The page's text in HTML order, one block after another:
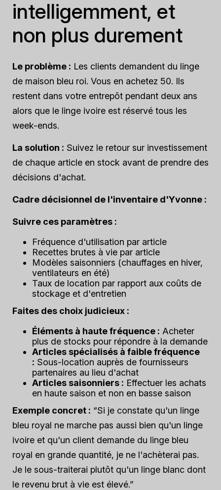
intelligemment, et
non plus durement
Le problème : Les clients demandent du linge
de maison bleu roi. Vous en achetez 50. Ils
restent dans votre entrepôt pendant deux ans
alors que le linge ivoire est réservé tous les
week-ends.
La solution : Suivez le retour sur investissement
de chaque article en stock avant de prendre des
décisions d'achat.
Cadre décisionnel de l'inventaire d'Yvonne :
Suivre ces paramètres :
Fréquence d'utilisation par article
Recettes brutes à vie par article
Modèles saisonniers (chauffages en hiver,
ventilateurs en été)
Taux de location par rapport aux coûts de
stockage et d'entretien
Faites des choix judicieux :
Éléments à haute fréquence : Acheter
plus de stocks pour répondre à la demande
Articles spécialisés à faible fréquence
: Sous-location auprès de fournisseurs
partenaires au lieu d'achat
Articles saisonniers : Effectuer les achats
en haute saison et non en basse saison
Exemple concret : “Si je constate qu'un linge
bleu royal ne marche pas aussi bien qu'un linge
ivoire et qu'un client demande du linge bleu
royal en grande quantité, je ne l'achèterai pas.
Je le sous-traiterai plutôt qu'un linge blanc dont
le revenu brut à vie est élevé.”